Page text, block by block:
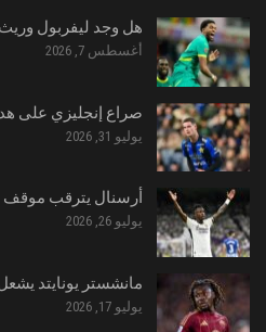
هل وجد ليفربول
أغسطس 7, 2026
صراع إنجليزي على
يوليو 31, 2026
أرسنال يترقب موقف
يوليو 26, 2026
مانشستر يونايتد
يوليو 17, 2026